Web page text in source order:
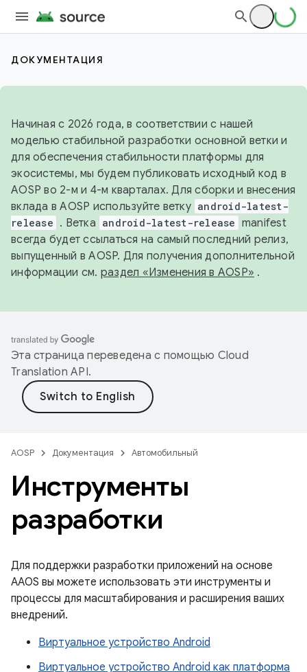
ДОКУМЕНТАЦИЯ
Начиная с 2026 года, в соответствии с нашей
моделью стабильной разработки основной ветки и
для обеспечения стабильности платформы для
экосистемы, мы будем публиковать исходный код в
AOSP во 2-м и 4-м кварталах. Для сборки и внесения
вклада в AOSP используйте ветку android-latest-
release . Ветка android-latest-release manifest
всегда будет ссылаться на самый последний релиз,
выпущенный в AOSP. Для получения дополнительной
информации см. раздел «Изменения в AOSP» .
Эта страница переведена с помощью Cloud
Translation API.
AOSP Документация Автомобильный
Инструменты
разработки
Для поддержки разработки приложений на основе
AAOS вы можете использовать эти инструменты и
процессы для масштабирования и расширения ваших
внедрений.
Виртуальное устройство Android
Виртуальное устройство Android как платформа